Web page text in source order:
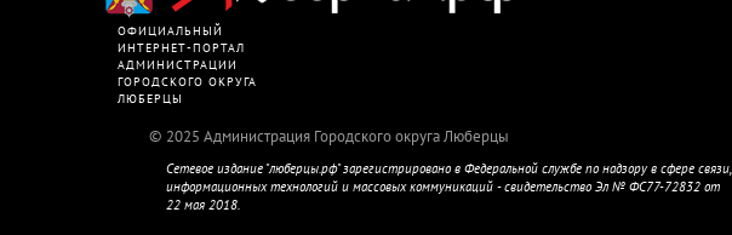
ОФИЦИАЛЬНЫЙ
ИНТЕРНЕТ-ПОРТАЛ
АДМИНИСТРАЦИИ
ГОРОДСКОГО ОКРУГА
ЛЮБЕРЦЫ
2025 Администрация Городского округа Люберцы
Сетевое издание "люберцы.рф" зарегистрировано в Федеральной службе по надзору в сфере связи,
информационных технологий и массовых коммуникаций - свидетельство Эл № ФС77-72832 от
22 мая 2018.